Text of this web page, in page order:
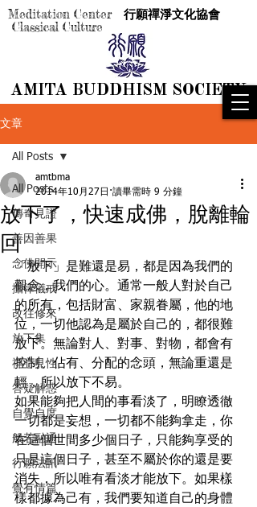
AMITA BUDDHISM SOCIETY
AMITA BUDDHISM SOCIETY
Meditation Center 行願禪淨文化協會
Classical Culture
文章
All Posts
傳奇見證
善因善果
念佛開示
攝律儀戒
改往修來
放下集
禪心見性
答疑解惑
自覺自度
般若融通
行願法訊
覺有情篇
All Posts
放下了，快速成佛，脫離輪
回
amtbma
2014年10月27日 讀畢需時 9 分鐘
「放下」是難還是易，都是因為我們的
觀念，我們的心。通常一般人對於自己
的所有，包括財富、家親眷屬，他的地
位，一切他認為是屬於自己的，都很難
放下。無論對人、對事、對物，都會有
控制、佔有、分配的念頭，無論重還是
輕，所以放下不易。
如果能夠把人間的事看淡了，明瞭透徹
一切都是妄想，一切都不能夠拿走，你
在這個世間多少個日子，只能夠享受的
只是這個日子，甚至不屬於你的還是要
消失，所以唯有看淡才能放下。如果樣
樣都據為己有，我們要知道自己的身體